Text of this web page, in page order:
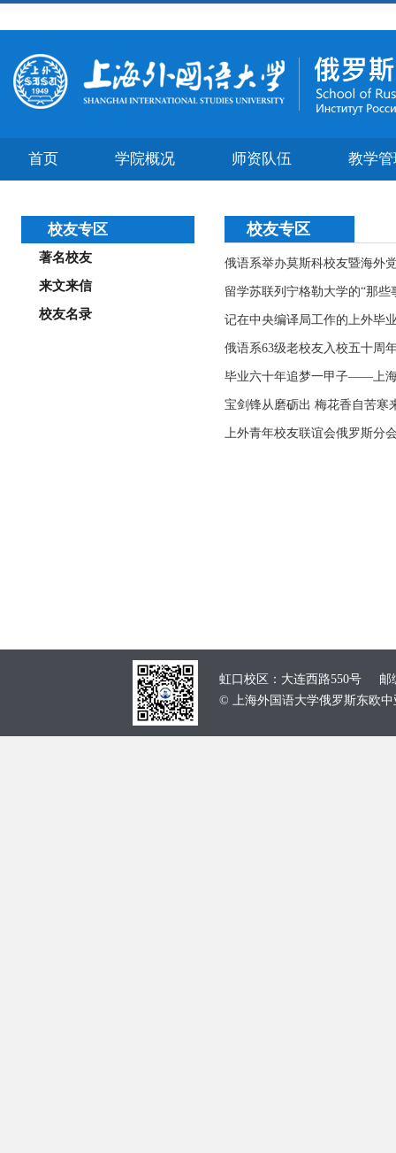
首页 学院概况 师资队伍 教学
校友专区
著名校友
来文来信
校友名录
校友专区
俄语系举办莫斯科校友暨海外
留学苏联列宁格勒大学的“那些
记在中央编译局工作的上外毕
俄语系63级老校友入校五十周
毕业六十年追梦一甲子——上
宝剑锋从磨砺出 梅花香自苦
上外青年校友联谊会俄罗斯分
虹口校区：大连西路550号 邮
© 上海外国语大学俄罗斯东欧中